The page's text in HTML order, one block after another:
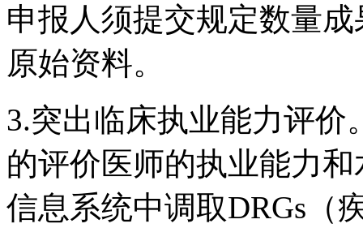
申报人须提交规定数量
原始资料。
3.突出临床执业能力评
的评价医师的执业能力
信息系统中调取DRGs（